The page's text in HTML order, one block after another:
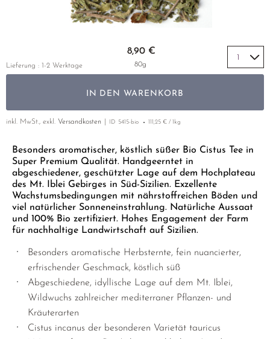
EMPFEHLUNGEN
GELBER TEE
SETS & GIFTS
PHOENIX DANCONG
ZHANGPING SHUI XIAN
JAPAN
THAILAND
EMPFEHLUNGEN
SETS & GIFTS
TÜRKEI
EMPFEHLUNGEN
SETS & GIFTS
NACH SORTE
Besonders aromatischer, köstlich süßer Bio Cistus Tee in
Super Premium Qualität. Handgeerntet in
abgeschiedener, geschützter Lage auf dem Hochplateau
des Mt. Iblei Gebirges in Süd-Sizilien. Exzellente
Wachstumsbedingungen mit nährstoffreichen Böden und
viel natürlicher Sonneneinstrahlung. Natürliche Aussaat
und 100% Bio zertifiziert. Hohes Engagement der Farm
für nachhaltige Landwirtschaft auf Sizilien.
Besonders aromatische Herbsternte, fein nuancierter,
erfrischender Geschmack, köstlich süß
Abgeschiedene, idyllische Lage auf dem Mt. Iblei,
Wildwuchs zahlreicher mediterraner Pflanzen- und
Kräuterarten
Cistus incanus der besonderen Varietät tauricus
8,90 €
80g
IN DEN WARENKORB
Lieferung : 1-2 Werktage
inkl. MwSt., exkl. Versandkosten ID 5415-bio 111,25 € / 1kg